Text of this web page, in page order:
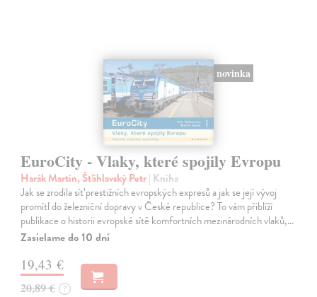
novinka
EuroCity - Vlaky, které spojily Evropu
Harák Martin, Šťáhlavský Petr| Kniha
Jak se zrodila síť prestižních evropských expresů a jak se její vývoj
promítl do železniční dopravy v České republice? To vám přiblíží
publikace o historii evropské sítě komfortních mezinárodních vlaků,…
Zasielame do 10 dní
19,43 €
20,89 € ?